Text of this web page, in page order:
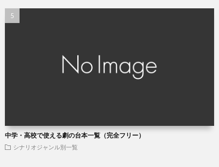
中学・高校で使える劇の台本一覧（完全フリー）
シナリオジャンル別一覧